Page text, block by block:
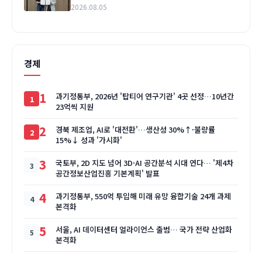
2026.08.05
경제
1
과기정통부, 2026년 '탑티어 연구기관' 4곳 선정…10년간
23억씩 지원
2
경북 제조업, AI로 '대전환'…생산성 30%↑·불량률
15%↓ 성과 '가시화'
3
국토부, 2D 지도 넘어 3D·AI 공간분석 시대 연다… '제4차
공간정보산업진흥 기본계획' 발표
4
과기정통부, 550억 투입해 미래 유망 융합기술 24개 과제
본격화
5
서울, AI 데이터센터 얼라이언스 출범… 국가 전략 산업화
본격화